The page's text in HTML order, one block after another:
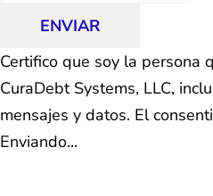
ENVIAR
Certifico que soy la persona
CuraDebt Systems, LLC,
mensajes y datos. El
Enviando...